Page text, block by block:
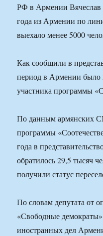
РФ в Армении Вячеслав
года из Армении по
выехало менее 5000
Как сообщили в
период в Армении было
участника программы
По данным армянских
программы
года в
обратилось 29,5 тысяч
получили статус
По словам депутата от
«Свободные
иностранных дел